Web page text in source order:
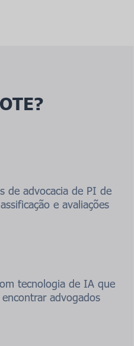
de advocacia de PI de
e avaliações
tecnologia de IA que
advogados